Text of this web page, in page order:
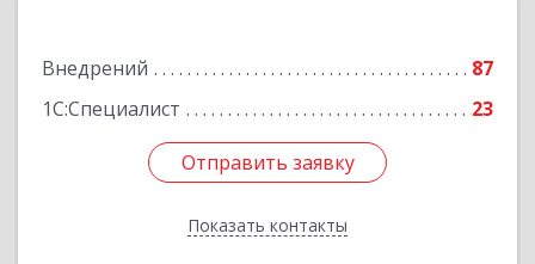
Внедрений
87
1С:Специалист
23
Отправить заявку
Показать контакты
Отправить заявку
Назад